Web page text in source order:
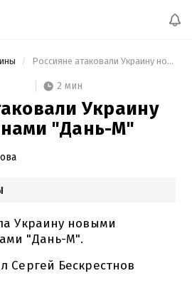
Россияне атаковали Украину новыми дронами "Дань-М"
2 мин
Украину
"Дань-М"
Украину новыми
"Дань-М".
Сергей Бескрестнов